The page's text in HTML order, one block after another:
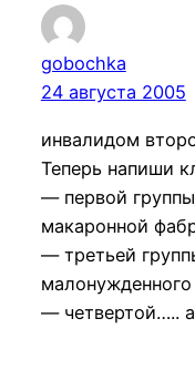
gobochka
24 августа 2005
инвалидом
Теперь напиши
— первой
макаронной
— третьей
малонужденного
— четвертой…..